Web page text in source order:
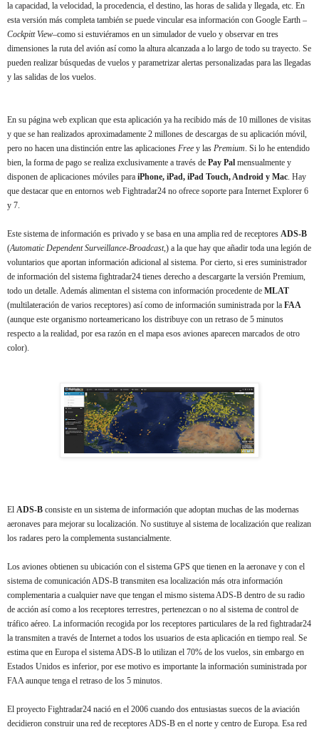
la capacidad, la velocidad, la procedencia, el destino, las horas de salida y llegada, etc. En
esta versión más completa también se puede vincular esa información con Google Earth –
Cockpitt View–como si estuviéramos en un simulador de vuelo y observar en tres
dimensiones la ruta del avión así como la altura alcanzada a lo largo de todo su trayecto. Se
pueden realizar búsquedas de vuelos y parametrizar alertas personalizadas para las llegadas
y las salidas de los vuelos.
En su página web explican que esta aplicación ya ha recibido más de 10 millones de visitas
y que se han realizados aproximadamente 2 millones de descargas de su aplicación móvil,
pero no hacen una distinción entre las aplicaciones Free y las Premium. Si lo he entendido
bien, la forma de pago se realiza exclusivamente a través de Pay Pal mensualmente y
disponen de aplicaciones móviles para iPhone, iPad, iPad Touch, Android y Mac. Hay
que destacar que en entornos web Fightradar24 no ofrece soporte para Internet Explorer 6
y 7.
Este sistema de información es privado y se basa en una amplia red de receptores ADS-B
(Automatic Dependent Surveillance-Broadcast,) a la que hay que añadir toda una legión de
voluntarios que aportan información adicional al sistema. Por cierto, si eres suministrador
de información del sistema fightradar24 tienes derecho a descargarte la versión Premium,
todo un detalle. Además alimentan el sistema con información procedente de MLAT
(multilateración de varios receptores) así como de información suministrada por la FAA
(aunque este organismo norteamericano los distribuye con un retraso de 5 minutos
respecto a la realidad, por esa razón en el mapa esos aviones aparecen marcados de otro
color).
El ADS-B consiste en un sistema de información que adoptan muchas de las modernas
aeronaves para mejorar su localización. No sustituye al sistema de localización que realizan
los radares pero la complementa sustancialmente.
Los aviones obtienen su ubicación con el sistema GPS que tienen en la aeronave y con el
sistema de comunicación ADS-B transmiten esa localización más otra información
complementaria a cualquier nave que tengan el mismo sistema ADS-B dentro de su radio
de acción así como a los receptores terrestres, pertenezcan o no al sistema de control de
tráfico aéreo. La información recogida por los receptores particulares de la red fightradar24
la transmiten a través de Internet a todos los usuarios de esta aplicación en tiempo real. Se
estima que en Europa el sistema ADS-B lo utilizan el 70% de los vuelos, sin embargo en
Estados Unidos es inferior, por ese motivo es importante la información suministrada por
FAA aunque tenga el retraso de los 5 minutos.
El proyecto Fightradar24 nació en el 2006 cuando dos entusiastas suecos de la aviación
decidieron construir una red de receptores ADS-B en el norte y centro de Europa. Esa red